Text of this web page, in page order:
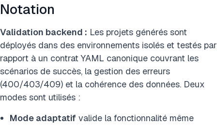
Notation
Validation backend : Les projets générés sont
déployés dans des environnements isolés et testés par
rapport à un contrat YAML canonique couvrant les
scénarios de succès, la gestion des erreurs
(400/403/409) et la cohérence des données. Deux
modes sont utilisés :
Mode adaptatif valide la fonctionnalité même